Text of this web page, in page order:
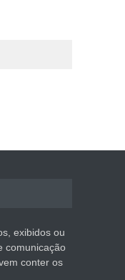
exibidos ou
comunicação
conter os